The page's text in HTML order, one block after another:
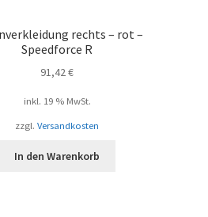
rechts – rot –
Speedforce R
91,42€
inkl. 19 % MwSt.
zzgl.Versandkosten
In den Warenkorb